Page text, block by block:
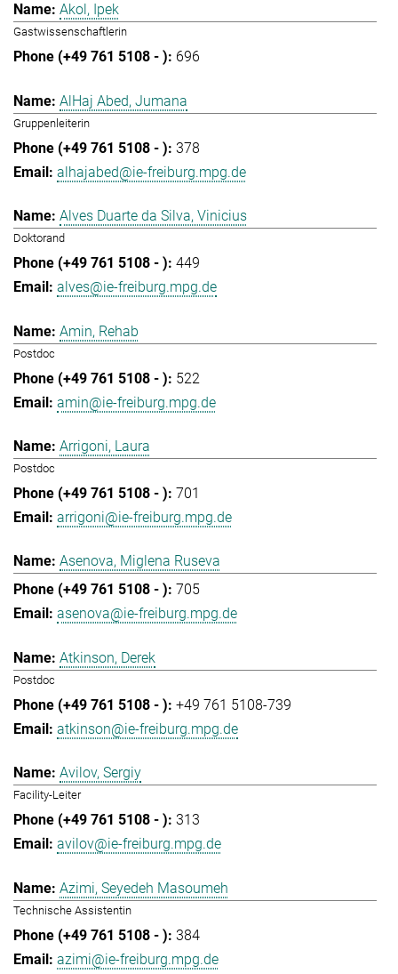
Akol, Ipek
Gastwissenschaftlerin
696
AlHaj Abed, Jumana
Gruppenleiterin
378
alhajabed@ie-freiburg.mpg.de
Alves Duarte da Silva, Vinicius
Doktorand
449
alves@ie-freiburg.mpg.de
Amin, Rehab
Postdoc
522
amin@ie-freiburg.mpg.de
Arrigoni, Laura
Postdoc
701
arrigoni@ie-freiburg.mpg.de
Asenova, Miglena Ruseva
705
asenova@ie-freiburg.mpg.de
Atkinson, Derek
Postdoc
+49 761 5108-739
atkinson@ie-freiburg.mpg.de
Avilov, Sergiy
Facility-Leiter
313
avilov@ie-freiburg.mpg.de
Azimi, Seyedeh Masoumeh
Technische Assistentin
384
azimi@ie-freiburg.mpg.de